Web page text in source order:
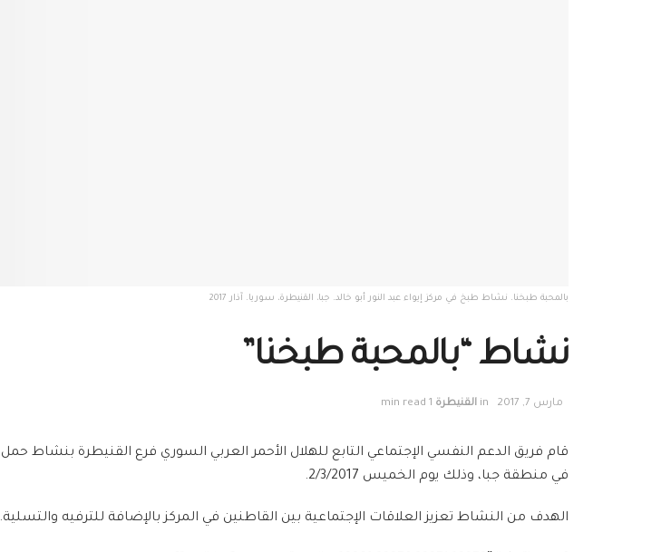
بالمحبة طبخنا. نشاط طبخ في مركز إيواء عبد النور أبو خالد. جبا، القنيطرة، سوريا. آذار 2017
نشاط “بالمحبة طبخنا”
مارس 7, 2017 in القنيطرة 1 min read
في منطقة جبا، وذلك يوم الخميس 2/3/2017.
الهدف من النشاط تعزيز العلاقات الإجتماعية بين القاطنين في المركز بالإضافة للترفيه والتسلية.